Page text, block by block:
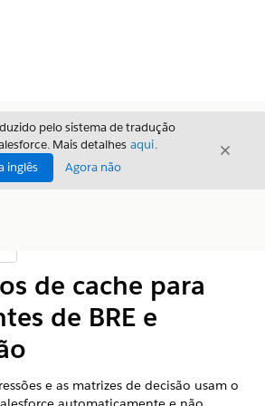
pelo sistema de tradução
Mais detalhes aqui.
inglês
Agora não
Fechar
de cache para
de BRE e
e as matrizes de decisão usam o